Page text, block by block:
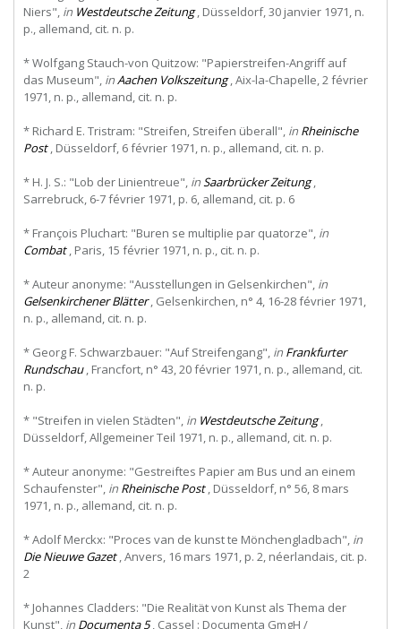
Niers", in Westdeutsche Zeitung, Düsseldorf, 30 janvier 1971, n.
p., allemand, cit. n. p.
* Wolfgang Stauch-von Quitzow: "Papierstreifen-Angriff auf
das Museum", inAachen Volkszeitung, Aix-la-Chapelle, 2 février
1971, n. p., allemand, cit. n. p.
* Richard E. Tristram: "Streifen, Streifen überall", in Rheinische
Post, Düsseldorf, 6 février 1971, n. p., allemand, cit. n. p.
* H. J. S.: "Lob der Linientreue", inSaarbrücker Zeitung,
Sarrebruck, 6-7 février 1971, p. 6, allemand, cit. p. 6
* François Pluchart: "Buren se multiplie par quatorze", in
Combat, Paris, 15 février 1971, n. p., cit. n. p.
* Auteur anonyme: "Ausstellungen in Gelsenkirchen", in
Gelsenkirchener Blätter, Gelsenkirchen, n° 4, 16-28 février 1971,
n. p., allemand, cit. n. p.
* Georg F. Schwarzbauer: "Auf Streifengang", in Frankfurter
Rundschau, Francfort, n° 43, 20 février 1971, n. p., allemand, cit.
n. p.
* "Streifen in vielen Städten", in Westdeutsche Zeitung,
Düsseldorf, Allgemeiner Teil 1971, n. p., allemand, cit. n. p.
* Auteur anonyme: "Gestreiftes Papier am Bus und an einem
Schaufenster", in Rheinische Post, Düsseldorf, n° 56, 8 mars
1971, n. p., allemand, cit. n. p.
* Adolf Merckx: "Proces van de kunst te Mönchengladbach", in
Die Nieuwe Gazet, Anvers, 16 mars 1971, p. 2, néerlandais, cit. p.
2
* Johannes Cladders: "Die Realität von Kunst als Thema der
Kunst", in Documenta 5, Cassel : Documenta GmgH /